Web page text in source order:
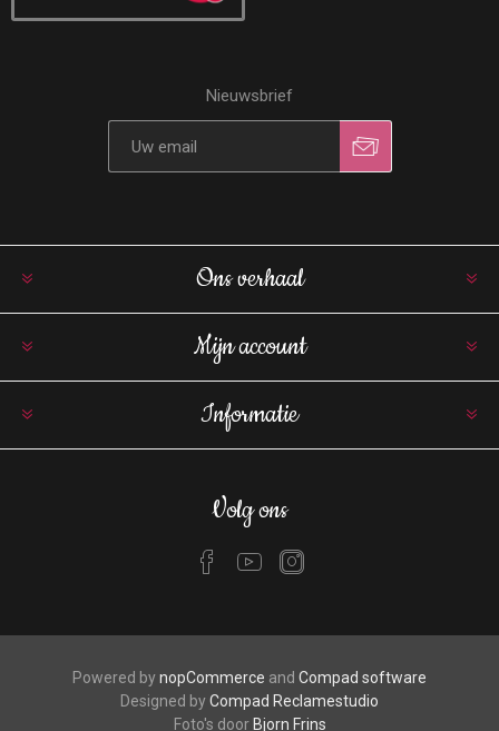
Nieuwsbrief
Ons verhaal
Mijn account
Informatie
Volg ons
Powered bynopCommerce and Compad software
Designed byCompad Reclamestudio
Foto's door Bjorn Frins